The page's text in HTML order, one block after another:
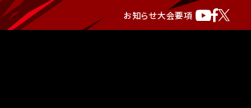
お知らせ大会要項